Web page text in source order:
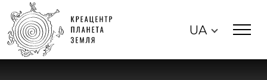
UA